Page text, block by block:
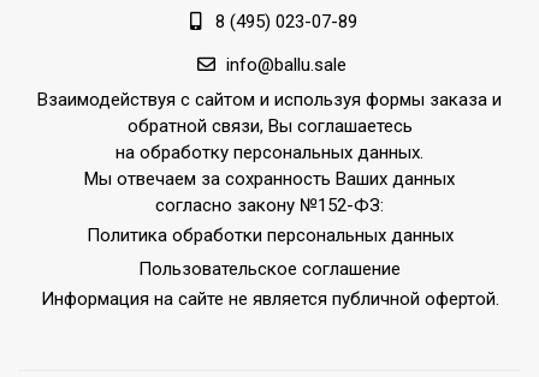
8 (495) 023-07-89
info@ballu.sale
Взаимодействуя с сайтом и используя формы заказа и
обратной связи, Вы соглашаетесь
на обработку персональных данных.
Мы отвечаем за сохранность Ваших данных
согласно закону №152-ФЗ:
Политика обработки персональных данных
Пользовательское соглашение
Информация на сайте не является публичной офертой.